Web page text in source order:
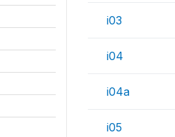
i03
i04
i04a
i05